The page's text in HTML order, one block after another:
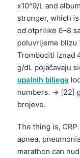
x10^9/L and
stronger, which
od otprilike 6–8
poluvrijeme blizu
Trombociti iznad
g/dL pojačavaju
upalnih biljega
numbers. → [22]
brojeve.
The thing is,
apnea,
marathon can